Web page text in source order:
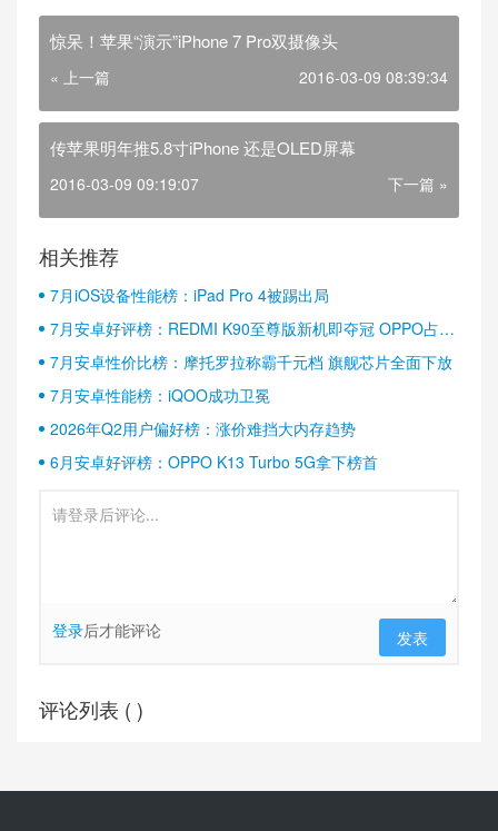
惊呆！苹果“演示”iPhone 7 Pro双摄像头
« 上一篇 2016-03-09 08:39:34
传苹果明年推5.8寸iPhone 还是OLED屏幕
2016-03-09 09:19:07 下一篇 »
相关推荐
7月iOS设备性能榜：iPad Pro 4被踢出局
7月安卓好评榜：REDMI K90至尊版新机即夺冠 OPPO占据
半壁江山
7月安卓性价比榜：摩托罗拉称霸千元档 旗舰芯片全面下放
7月安卓性能榜：iQOO成功卫冕
2026年Q2用户偏好榜：涨价难挡大内存趋势
6月安卓好评榜：OPPO K13 Turbo 5G拿下榜首
登录后才能评论 发表
评论列表 ( )